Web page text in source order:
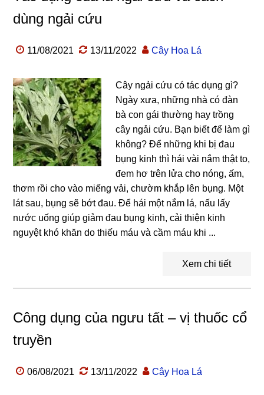
dùng ngải cứu
11/08/2021 13/11/2022 Cây Hoa Lá
Cây ngải cứu có tác dụng gì?
Ngày xưa, những nhà có đàn
bà con gái thường hay trồng
cây ngải cứu. Bạn biết để làm gì
không? Để những khi bị đau
bụng kinh thì hái vài nắm thật to,
đem hơ trên lửa cho nóng, ấm,
thơm rồi cho vào miếng vải, chườm khắp lên bụng. Một
lát sau, bụng sẽ bớt đau. Để hái một nắm lá, nấu lấy
nước uống giúp giảm đau bụng kinh, cải thiện kinh
nguyệt khó khăn do thiếu máu và cầm máu khi ...
Xem chi tiết
Công dụng của ngưu tất – vị thuốc cổ
truyền
06/08/2021 13/11/2022 Cây Hoa Lá